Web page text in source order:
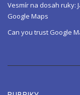
Vesmír na dosah ruky:
Google Maps
Can you trust Google